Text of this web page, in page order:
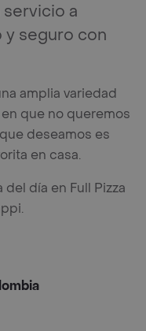
servicio a
seguro con
amplia variedad
que no queremos
deseamos es
en casa.
día en Full Pizza